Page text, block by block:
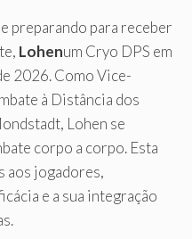
preparando para receber
Lohenum Cryo DPS em
2026. Como Vice-
à Distância dos
Lohen se
corpo a corpo. Esta
aos jogadores,
e a sua integração